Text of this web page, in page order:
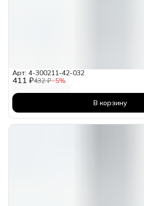
411 ₽432 ₽−5%
Арт: 4-300211-42-032
В корзину